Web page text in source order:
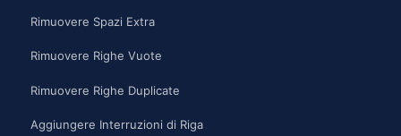
Rimuovere Spazi Extra
Rimuovere Righe Vuote
Rimuovere Righe Duplicate
Aggiungere Interruzioni di Riga